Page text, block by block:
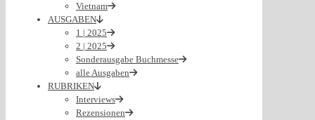
Vietnam
AUSGABEN
1 | 2025
2 | 2025
Sonderausgabe Buchmesse
alle Ausgaben
RUBRIKEN
Interviews
Rezensionen